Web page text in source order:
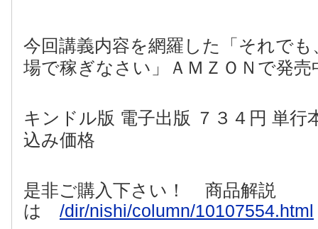
今回講義内容を網羅した「それでも
場で稼ぎなさい」ＡＭＺＯＮで発売
キンドル版 電子出版 ７３４円 単行
込み価格
是非ご購入下さい！ 商品解説
は /dir/nishi/column/10107554.html